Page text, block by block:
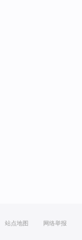
站点地图 网络举报